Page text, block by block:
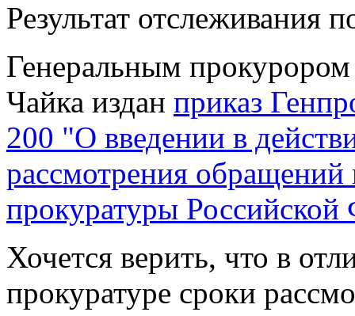
Результат отслеживания
Генеральным
Чайка издан приказ
200 "О введении в
рассмотрения
прокуратуры Российской
Хочется верить, что в
прокуратуре сроки